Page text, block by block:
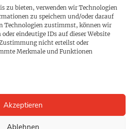
zu bieten, verwenden wir Technologien
zu speichern und/oder darauf
Technologien zustimmst, können wir
eindeutige IDs auf dieser Website
nicht erteilst oder
Merkmale und Funktionen
Akzeptieren
Ablehnen